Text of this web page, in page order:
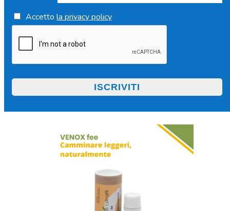
Accetto la privacy policy